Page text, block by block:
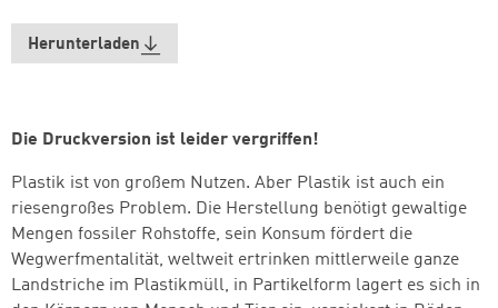
Herunterladen
Die Druckversion ist leider vergriffen!
Plastik ist von großem Nutzen. Aber Plastik ist auch ein
riesengroßes Problem. Die Herstellung benötigt gewaltige
Mengen fossiler Rohstoffe, sein Konsum fördert die
Wegwerfmentalität, weltweit ertrinken mittlerweile ganze
Landstriche im Plastikmüll, in Partikelform lagert es sich in